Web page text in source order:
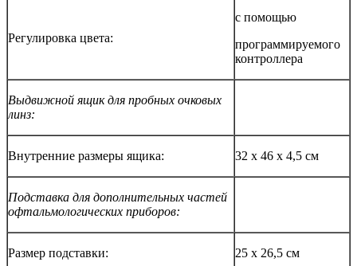
Регулировка цвета:
с помощью
программируемого
контроллера
Выдвижной ящик для пробных очковых
линз:
Внутренние размеры ящика: 32 х 46 х 4,5 см
Подставка для дополнительных частей
офтальмологических приборов:
Размер подставки: 25 х 26,5 см